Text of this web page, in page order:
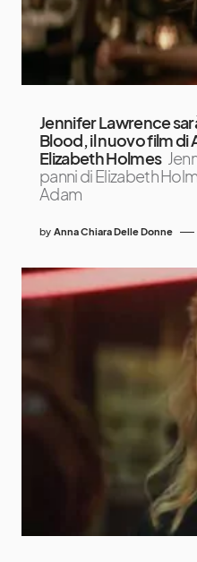
Jennifer Lawrence
Blood, il nuovo film di
Elizabeth Holmes
panni di Elizabeth
Adam
by Anna Chiara Delle Donne